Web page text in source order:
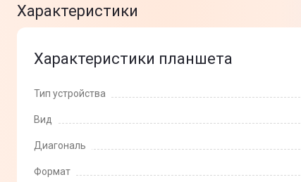
Характеристики
Характеристики планшета
Тип устройства
Вид
Диагональ
Формат